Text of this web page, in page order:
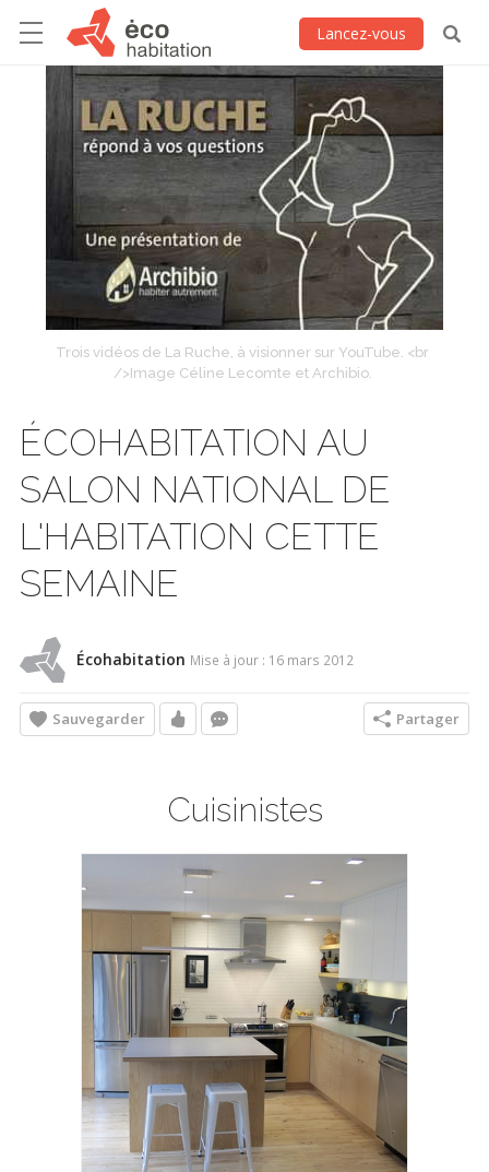
Lancez-vous
Trois vidéos de La Ruche, à visionner sur YouTube. <br
/>Image Céline Lecomte et Archibio.
ÉCOHABITATION AU
SALON NATIONAL DE
L'HABITATION CETTE
SEMAINE
Écohabitation Mise à jour : 16 mars 2012
Sauvegarder Partager
Cuisinistes